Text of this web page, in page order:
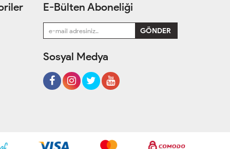
E-Bülten Aboneliği
Sosyal Medya